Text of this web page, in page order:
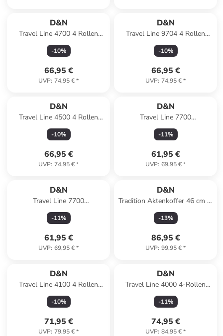
D&N
Travel Line 4700 4 Rollen
Kabinentrolley 55 cm mit
Dehnfalte in navy
-10%
66,95 €
UVP: 74,95 €*
D&N
Travel Line 9704 4 Rollen
Kabinentrolley S 55 cm mit
Dehnfalte in dark red
-10%
66,95 €
UVP: 74,95 €*
D&N
Travel Line 4500 4 Rollen
Kabinentrolley S 55 cm mit
Dehnfalte in darkblue
-10%
66,95 €
UVP: 74,95 €*
D&N
Travel Line 7700
Rollenreisetasche 65 cm in
rot2
-11%
61,95 €
UVP: 69,95 €*
D&N
Travel Line 7700
Rollenreisetasche 65 cm in
blau2
-11%
61,95 €
UVP: 69,95 €*
D&N
Tradition Aktenkoffer 46 cm in
schwarz
-13%
86,95 €
UVP: 99,95 €*
D&N
Travel Line 4100 4 Rollen
Trolley L 74 cm in lime green
-10%
71,95 €
UVP: 79,95 €*
D&N
Travel Line 4000 4-Rollen
Kabinentrolley 55 cm in pink
-11%
74,95 €
UVP: 84,95 €*